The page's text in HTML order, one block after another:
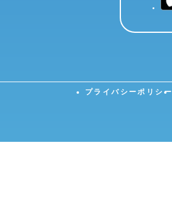
プライバシーポリシー